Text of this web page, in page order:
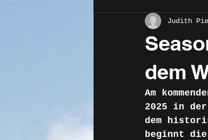
dem
Judith
Am
2025 in
dem
beginnt die